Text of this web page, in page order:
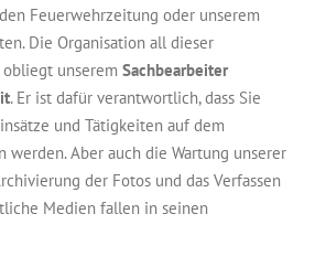
Feuerwehrzeitung oder unserem
Die Organisation all dieser
unserem Sachbearbeiter
. Er ist dafür verantwortlich, dass Sie
und Tätigkeiten auf dem
werden. Aber auch die Wartung unserer
der Fotos und das Verfassen
Medien fallen in seinen